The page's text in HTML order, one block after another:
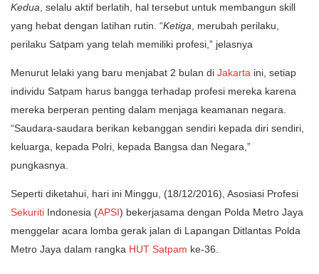
Kedua , selalu aktif berlatih, hal tersebut untuk membangun skill
yang hebat dengan latihan rutin. “Ketiga , merubah perilaku,
perilaku Satpam yang telah memiliki profesi,” jelasnya
Menurut lelaki yang baru menjabat 2 bulan di Jakarta ini, setiap
individu Satpam harus bangga terhadap profesi mereka karena
mereka berperan penting dalam menjaga keamanan negara.
“Saudara-saudara berikan kebanggan sendiri kepada diri sendiri,
keluarga, kepada Polri, kepada Bangsa dan Negara,”
pungkasnya.
Seperti diketahui, hari ini Minggu, (18/12/2016), Asosiasi Profesi
Sekuriti Indonesia (APSI) bekerjasama dengan Polda Metro Jaya
menggelar acara lomba gerak jalan di Lapangan Ditlantas Polda
Metro Jaya dalam rangka HUT Satpam ke-36.